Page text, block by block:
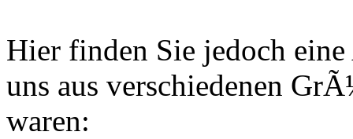
Hier finden Sie jedoch
uns aus verschiedenen
waren: